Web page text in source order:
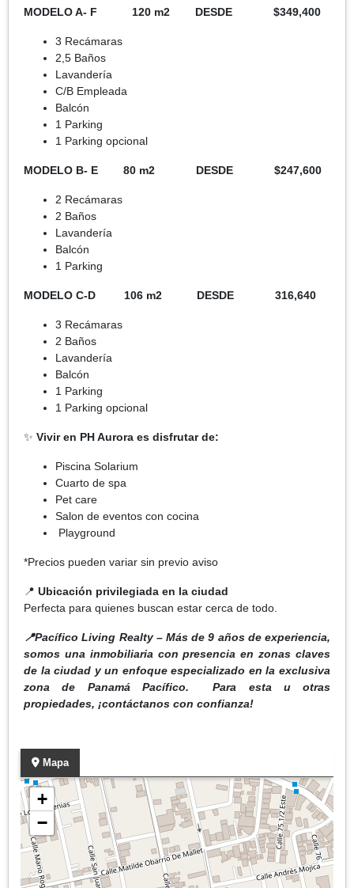
MODELO A- F 120 m2 DESDE $349,400
3 Recámaras
2,5 Baños
Lavandería
C/B Empleada
Balcón
1 Parking
1 Parking opcional
MODELO B- E 80 m2 DESDE $247,600
2 Recámaras
2 Baños
Lavandería
Balcón
1 Parking
MODELO C-D 106 m2 DESDE 316,640
3 Recámaras
2 Baños
Lavandería
Balcón
1 Parking
1 Parking opcional
✨ Vivir en PH Aurora es disfrutar de:
Piscina Solarium
Cuarto de spa
Pet care
Salon de eventos con cocina
Playground
*Precios pueden variar sin previo aviso
📍 Ubicación privilegiada en la ciudad
Perfecta para quienes buscan estar cerca de todo.
📍Pacífico Living Realty – Más de 9 años de experiencia,
somos una inmobiliaria con presencia en zonas claves
de la ciudad y un enfoque especializado en la exclusiva
zona de Panamá Pacífico. Para esta u otras
propiedades, ¡contáctanos con confianza!
Mapa
+
−